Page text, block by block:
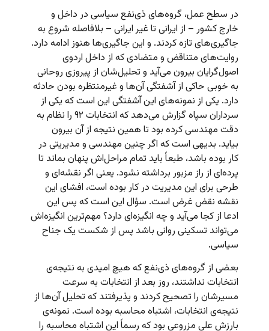
در سطح عمل، گروه‌های ذی‌نفع سیاسی در داخل و
خارج کشور – از ایرانی تا غیر ایرانی – بلافاصله شروع به
جاگیری‌های تازه کردند. و این جاگیری‌ها هنوز ادامه دارد.
روایت‌های متناقض و متضادی که از داخل اردوی
اصول‌گرایان بیرون می‌آید و تحلیل‌شان از پیروزی روحانی
به خوبی حاکی از آشفتگی آن‌ها و غیرمنتظره بودن حادثه
دارد. یکی از نمونه‌های این آشفتگی این است که یکی از
سرداران سپاه گزارش می‌دهد که انتخابات ۹۲ را نظام به
دقت مهندسی کرده بود تا همین نتیجه از آن بیرون
بیاید. بدیهی است که اگر چنین مهندسی و مدیریتی در
کار بوده باشد، طبعاً باید تمام مراحل‌اش پنهان بماند تا
پرده‌ای از راز مزبور برداشته نشود. یعنی اگر نقشه‌ای و
طرحی برای این مدیریت در کار بوده است، افشای این
نقشه نقض غرض است. سؤال این است که پس این
ادعا از کجا می‌آید و چه انگیزه‌ای دارد؟ مهم‌ترین انگیزه‌اش
می‌تواند تسکینی روانی باشد پس از شکست یک جناح
سیاسی.
بعضی از گروه‌های ذی‌نفع که هیچ امیدی به نتیجه‌ی
انتخابات نداشتند، روز بعد از انتخابات به سرعت
مسیرشان را تصحیح کردند و پذیرفتند که تحلیل آن‌ها از
نتیجه‌ی انتخابات، اشتباه محاسبه بوده است. نمونه‌ی
بارزش علی مزروعی بود که رسماً این اشتباه محاسبه را